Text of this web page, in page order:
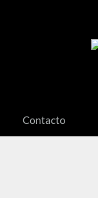
Contacto